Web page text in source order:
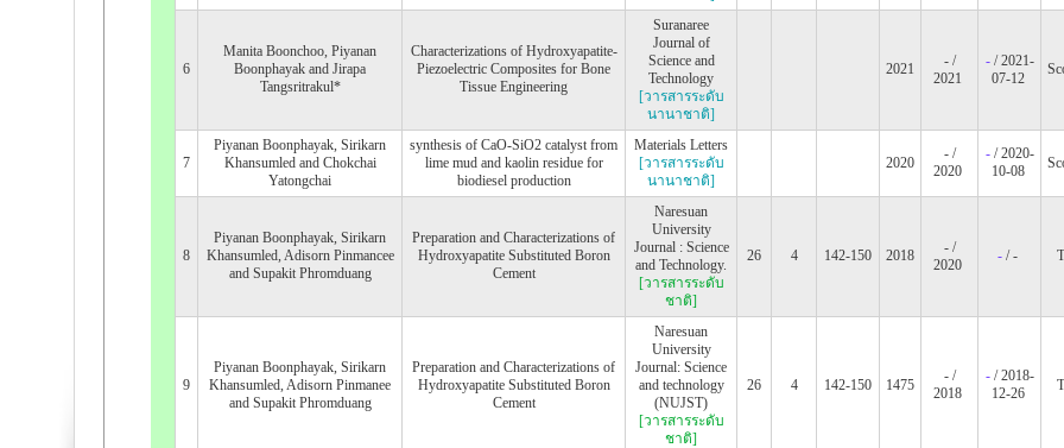
6
Manita Boonchoo, Piyanan
Boonphayak and Jirapa
Tangsritrakul*
Characterizations of Hydroxyapatite-
Piezoelectric Composites for Bone
Tissue Engineering
Suranaree
Journal of
Science and
Technology
[วารสารระดับ
นานาชาติ]
2021
- /
2021
-/ 2021-
07-12
7
Piyanan Boonphayak, Sirikarn
Khansumled and Chokchai
Yatongchai
synthesis of CaO-SiO2 catalyst from
lime mud and kaolin residue for
biodiesel production
Materials Letters
[วารสารระดับ
นานาชาติ]
2020
- /
2020
-/ 2020-
10-08
8
Piyanan Boonphayak, Sirikarn
Khansumled, Adisorn Pinmancee
and Supakit Phromduang
Preparation and Characterizations of
Hydroxyapatite Substituted Boron
Cement
Naresuan
University
Journal : Science
and Technology.
[วารสารระดับ
ชาติ]
26 4 142-150 2018
- /
2020
- / -
9
Piyanan Boonphayak, Sirikarn
Khansumled, Adisorn Pinmanee
and Supakit Phromduang
Preparation and Characterizations of
Hydroxyapatite Substituted Boron
Cement
Naresuan
University
Journal: Science
and technology
(NUJST)
[วารสารระดับ
ชาติ]
26 4 142-150 1475
- /
2018
-/ 2018-
12-26